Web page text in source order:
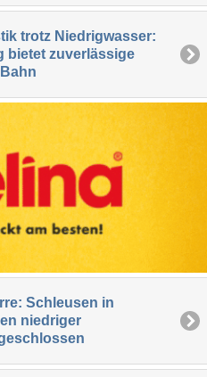
trotz Niedrigwasser:
bietet zuverlässige
Schleusen in
niedriger